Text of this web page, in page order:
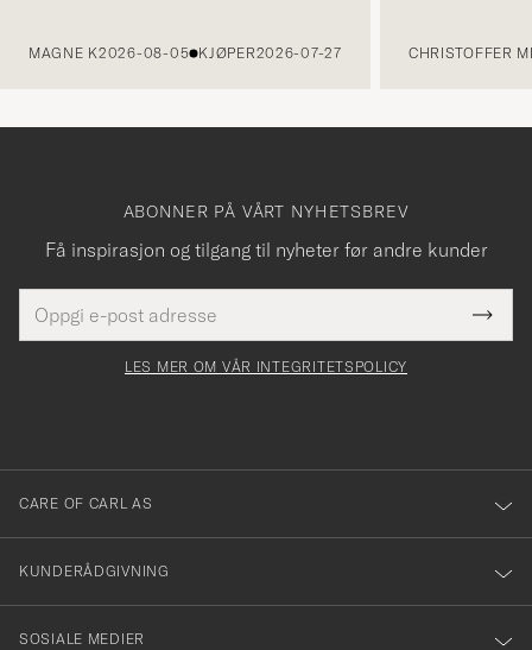
MAGNE K2026-08-05 KJØPER2026-07-27 CHRISTOFFER
ABONNER PÅ VÅRT NYHETSBREV
Få inspirasjon og tilgang til nyheter før andre kunder
postadresse
felt
Tack
för
dig
till
vårt
nyhetsbrev!
LES MER OM VÅR INTEGRITETSPOLICY
CARE OF CARL AS
KUNDERÅDGIVNING
SOSIALE MEDIER